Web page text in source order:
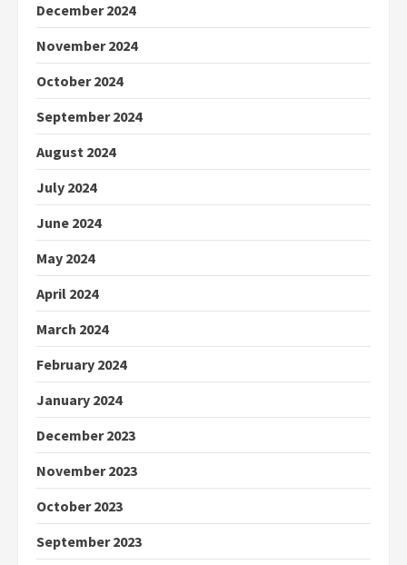
December 2024
November 2024
October 2024
September 2024
August 2024
July 2024
June 2024
May 2024
April 2024
March 2024
February 2024
January 2024
December 2023
November 2023
October 2023
September 2023